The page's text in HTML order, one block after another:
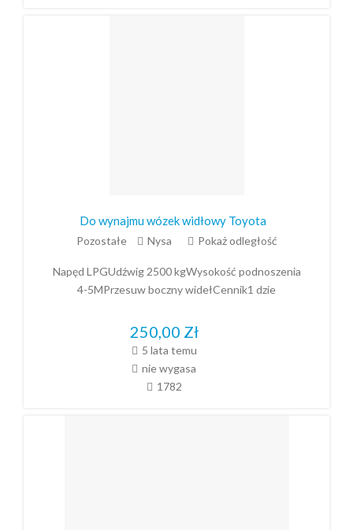
Do wynajmu wózek widłowy Toyota
Pozostałe Nysa Pokaż odległość
Napęd LPGUdźwig 2500 kgWysokość podnoszenia
4-5MPrzesuw boczny widełCennik1 dzie
250,00 Zł
5 lata temu
nie wygasa
1782